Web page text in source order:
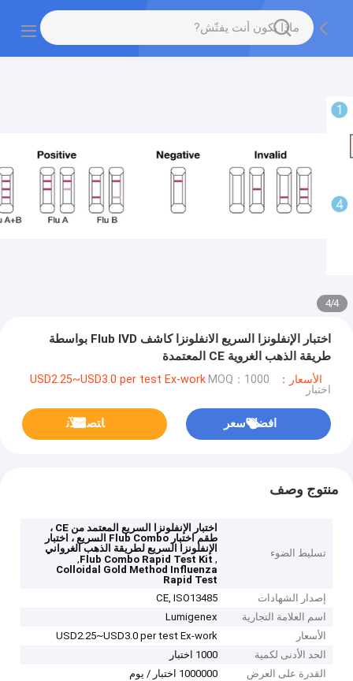
4
/
4
اختبار الإنفلونزا السريع الانفلونزا كاشف Flub IVD بواسطة
طريقة الذهب الغروية CE المعتمدة
الأسعار：USD2.25~USD3.0 per test Ex-work MOQ：1000
اختبار
افضل سعر ﺎﺘﺼﻟ ﺍﻶﻧ
منتوج وصف
تسليط الضوء
اختبار الإنفلونزا السريع المعتمد من CE ،
طقم اختبار Flub Combo السريع ، اختبار
الإنفلونزا السريع لطريقة الذهب الغرواني
,
Flub Combo Rapid Test Kit
,
Colloidal Gold Method Influenza
Rapid Test
إصدار الشهادات
CE, ISO13485
اسم العلامة التجارية
Lumigenex
الأسعار
USD2.25~USD3.0 per test Ex-work
الحد الأدنى لكمية
1000 اختبار
القدرة على العرض
1000000 اختبار / يوم